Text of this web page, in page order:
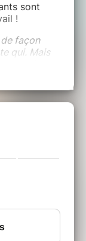
sont
!
façon
qui. Mais
leur
compte
mais
Manoah